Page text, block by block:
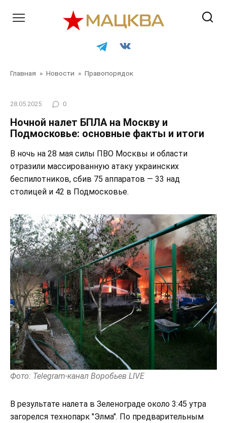
Главная » Новости » Правопорядок
28.05.2025 0
Ночной налет БПЛА на Москву и
Подмосковье: основные факты и итоги
В ночь на 28 мая силы ПВО Москвы и области
отразили массированную атаку украинских
беспилотников, сбив 75 аппаратов — 33 над
столицей и 42 в Подмосковье.
Фото: Telegram-канал Воробьев LIVE
В результате налета в Зеленограде около 3:45 утра
загорелся технопарк "Элма". По предварительным